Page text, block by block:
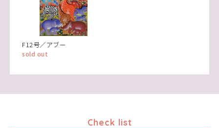
F12号／アブー
sold out
Check list